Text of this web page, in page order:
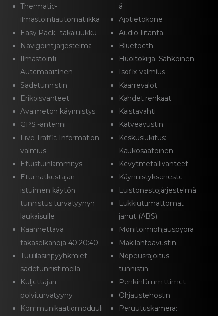
Thermatic-
ilmastointiautomatiikka
Easy Pack -takaluukku
Navigointijärjestelmä
Ilmastointi:
Automaattinen
Sadetunnistin
Erikoisvanteet
Avaimeton käynnistys
GPS -antenni
Live Traffic Information-
valmius
Etuistuinlämmitys
Etumatkustajan
istuimen käytön
tunnistus turvatyynyn
laukaisulle
Käännettävä
takaselkänoja 40:20:40
Tuulilasinpyyhkmiet
sadetunnistimella
Kuljettajan
polviturvatyyny
Kommunikaatiomoduuli
ä
Ajotietokone
Audio-liitäntä
Bluetooth
Huoltokirja: Sähköinen
Isofix-valmius
Kaarrevalot
Kahdet renkaat
Kaistavahti
Katveavustin
Keskuslukitus:
Kaukosäätöinen
Kevytmetallivanteet
Käynnistyksenesto
Luistonestojärjestelmä
Lukkiutumattomat
jarrut (ABS)
Monitoimiohjauspyörä
Mäkilähtöavustin
Nopeusrajoitus -
tunnistin
Penkinlämmittimet
Ohjaustehostin
Peruutuskamera: